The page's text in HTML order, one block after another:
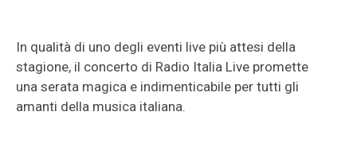
In qualità di uno degli eventi live più attesi della
stagione, il concerto di Radio Italia Live promette
una serata magica e indimenticabile per tutti gli
amanti della musica italiana.